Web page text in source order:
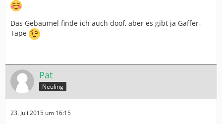
Das Gebaumel finde ich auch doof, aber es gibt ja Gaffer-
Tape
Pat
Neuling
23. Juli 2015 um 16:15